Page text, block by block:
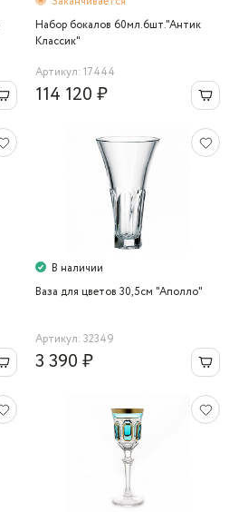
Набор бокалов 60мл.6шт."Антик
Классик"
Артикул: 17444
114 120 ₽
В наличии
Ваза для цветов 30,5cм "Аполло"
Артикул: 32349
3 390 ₽